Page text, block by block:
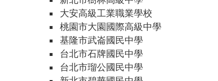
大安高級工業職業學校
桃園市大園國際高級中學
基隆市武崙國民中學
台北市石牌國民中學
台北市瑠公國民中學